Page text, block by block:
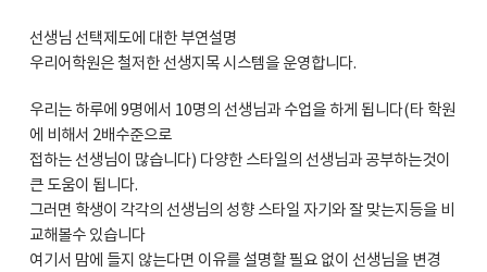
선생님 선택제도에 대한 부연설명
우리어학원은 철저한 선생지목 시스템을 운영합니다.
우리는 하루에 9명에서 10명의 선생님과 수업을 하게 됩니다(타 학원
에 비해서 2배수준으로
접하는 선생님이 많습니다) 다양한 스타일의 선생님과 공부하는것이
큰 도움이 됩니다.
그러면 학생이 각각의 선생님의 성향 스타일 자기와 잘 맞는지등을 비
교해볼수 있습니다
여기서 맘에 들지 않는다면 이유를 설명할 필요 없이 선생님을 변경